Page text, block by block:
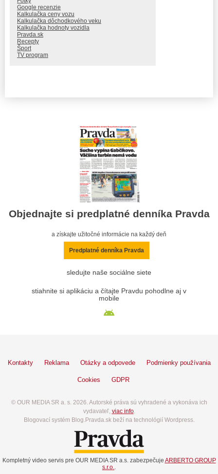
Google recenzie
Kalkulačka ceny vozu
Kalkulačka dôchodkového veku
Kalkulačka hodnoty vozidla
Pravda.sk
Recepty
Šport
TV program
Objednajte si predplatné denníka Pravda
a získajte užitočné informácie na každý deň
Predplatné denníka Pravda
sledujte naše sociálne siete
stiahnite si aplikáciu a čítajte Pravdu pohodlne aj v
mobile
Kontakty Reklama Otázky a odpovede Podmienky používania
Cookies GDPR
© OUR MEDIA SR a. s. 2026. Autorské práva sú vyhradené a vykonáva ich
vydavateľ, viac info.
Blogovací systém Blog.Pravda.sk beží na technológií Wordpress.
Kompletný video servis pre OUR MEDIA SR a.s. zabezpečuje ARBERTO GROUP
s.r.o.